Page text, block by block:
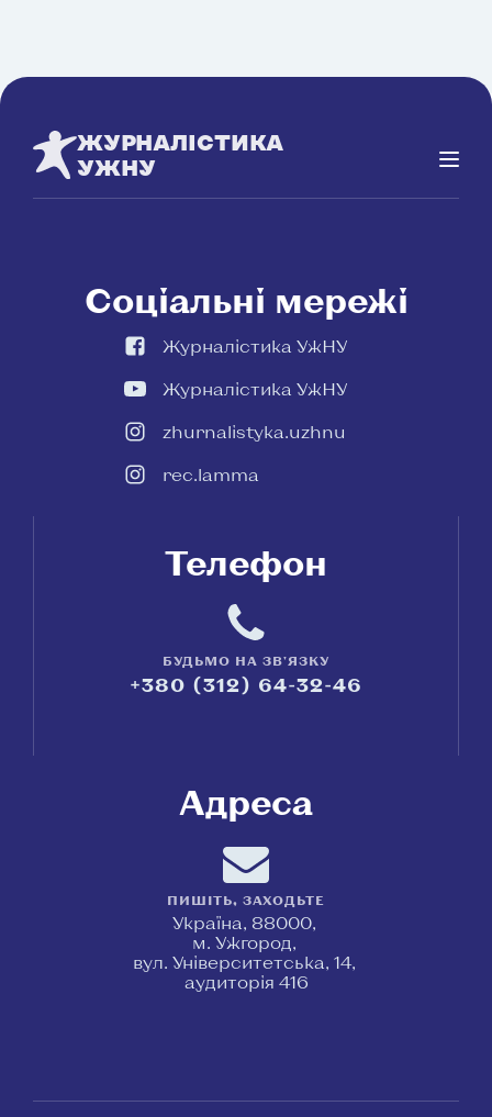
ЖУРНАЛІСТИКА
УЖНУ
Соціальні мережі
Журналістика УжНУ
Журналістика УжНУ
zhurnalistyka.uzhnu
rec.lamma
Телефон
БУДЬМО НА ЗВ'ЯЗКУ
+380 (312) 64-32-46
Адреса
ПИШІТЬ, ЗАХОДЬТЕ
Україна, 88000,
м. Ужгород,
вул. Університетська, 14,
аудиторія 416